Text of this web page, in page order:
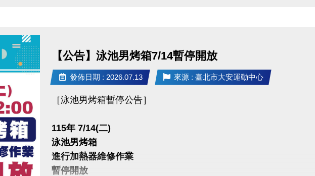
6/1~6/30
▌網路 任一梯９５折
▌現場 (限同一人一次現場報名)
7/1起至開課前
▌網路 任一梯９５折
▌現場 (限同一人一次現場報名)
▪︎ 二梯(含)以上９折
【公告】泳池男烤箱7/14暫停開放
發佈日期 : 2026.07.13 來源 : 臺北市大安運動中心
［泳池男烤箱暫停公告］
115年 7/14(二)
泳池男烤箱
進行加熱器維修作業
暫停開放